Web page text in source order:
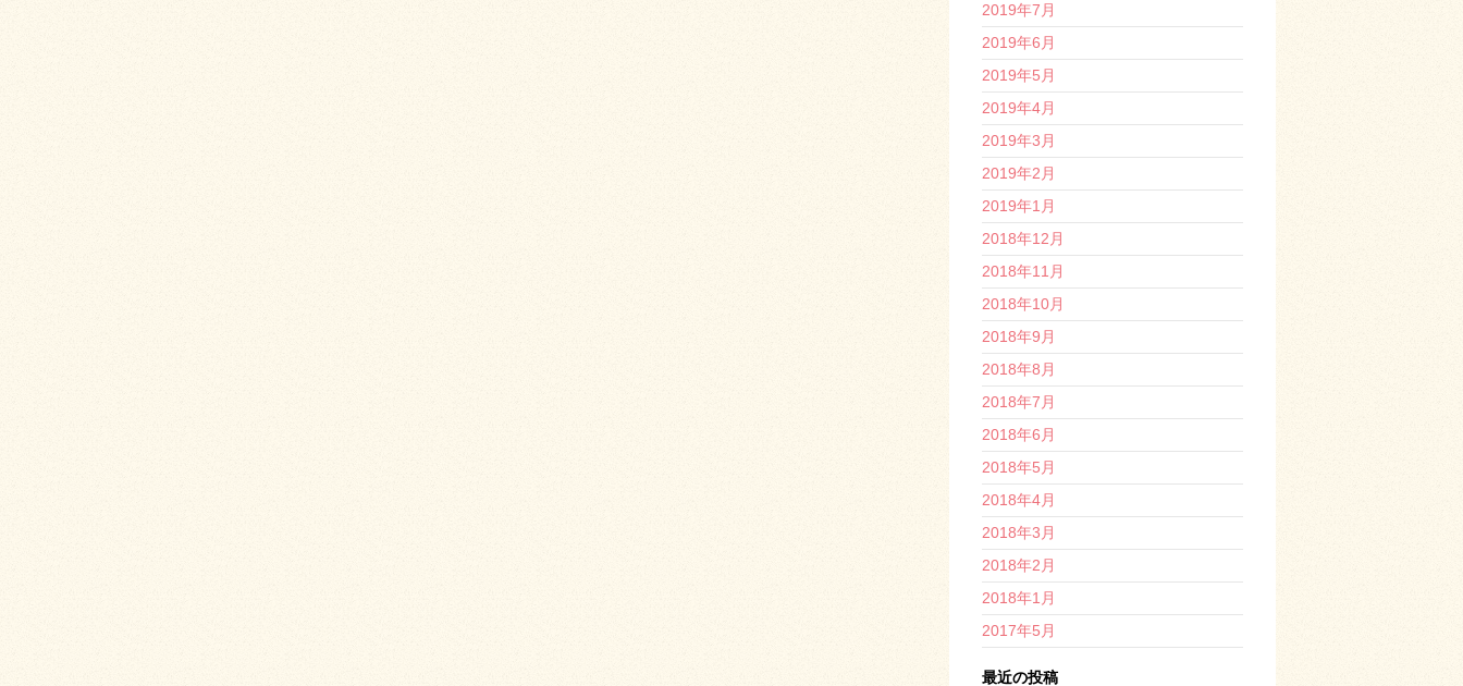
2019年7月
2019年6月
2019年5月
2019年4月
2019年3月
2019年2月
2019年1月
2018年12月
2018年11月
2018年10月
2018年9月
2018年8月
2018年7月
2018年6月
2018年5月
2018年4月
2018年3月
2018年2月
2018年1月
2017年5月
最近の投稿